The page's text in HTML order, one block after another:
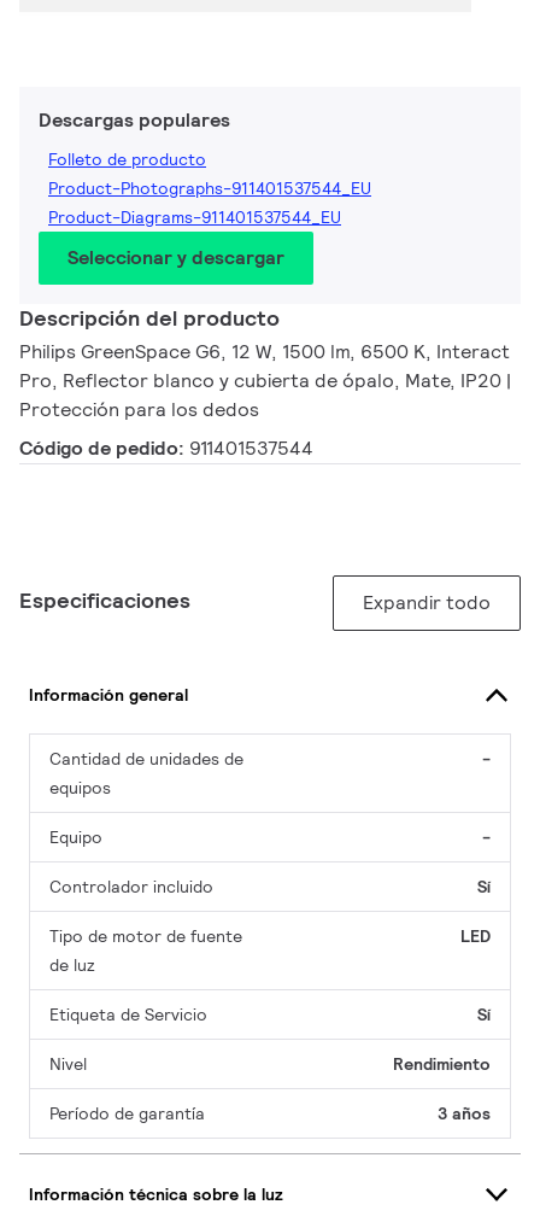
Descargas populares
Folleto de producto
Product-Photographs-911401537544_EU
Product-Diagrams-911401537544_EU
Seleccionar y descargar
Descripción del producto
Philips GreenSpace G6, 12 W, 1500 lm, 6500 K, Interact
Pro, Reflector blanco y cubierta de ópalo, Mate, IP20 |
Protección para los dedos
Código de pedido: 911401537544
Especificaciones Expandir todo
Información general
Cantidad de unidades de
equipos
-
Equipo -
Controlador incluido Sí
Tipo de motor de fuente
de luz
LED
Etiqueta de Servicio Sí
Nivel Rendimiento
Período de garantía 3 años
Información técnica sobre la luz